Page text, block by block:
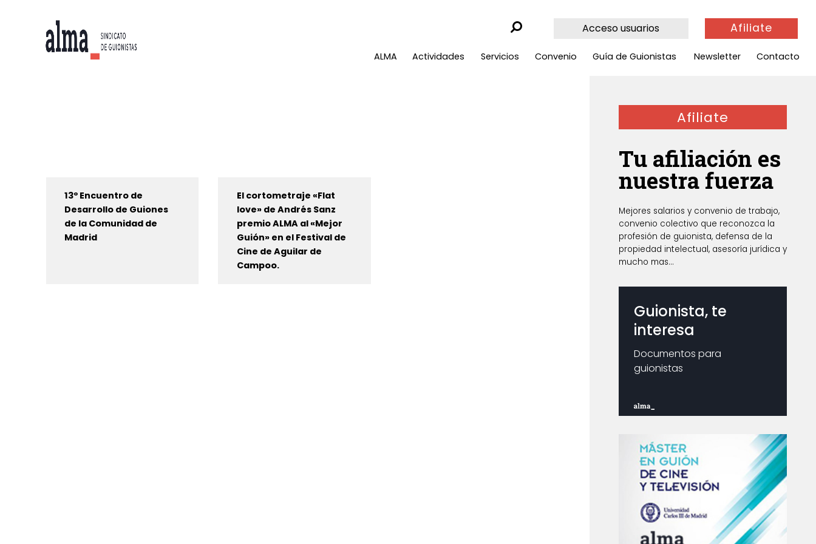
Acceso usuarios Afiliate
ALMA Actividades Servicios Convenio Guía de Guionistas Newsletter Contacto
13º Encuentro de
Desarrollo de Guiones
de la Comunidad de
Madrid
El cortometraje «Flat
love» de Andrés Sanz
premio ALMA al «Mejor
Guión» en el Festival de
Cine de Aguilar de
Campoo.
Afiliate
Tu afiliación es
nuestra fuerza
Mejores salarios y convenio de trabajo,
convenio colectivo que reconozca la
profesión de guionista, defensa de la
propiedad intelectual, asesoría jurídica y
mucho mas...
Guionista, te
interesa
Documentos para
guionistas